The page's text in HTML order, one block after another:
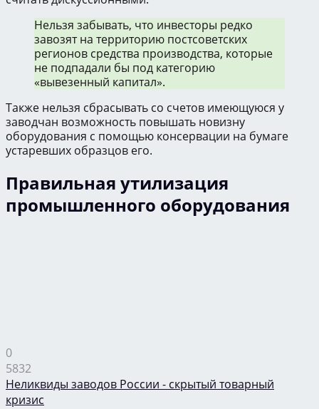
Нельзя забывать, что инвесторы редко
завозят на территорию постсоветских
регионов средства производства, которые
не подпадали бы под категорию
«вывезенный капитал».
Также нельзя сбрасывать со счетов имеющуюся у
заводчан возможность повышать новизну
оборудования с помощью консервации на бумаге
устаревших образцов его.
Правильная утилизация
промышленного оборудования
0
5832
Неликвиды заводов России - скрытый товарный
кризис